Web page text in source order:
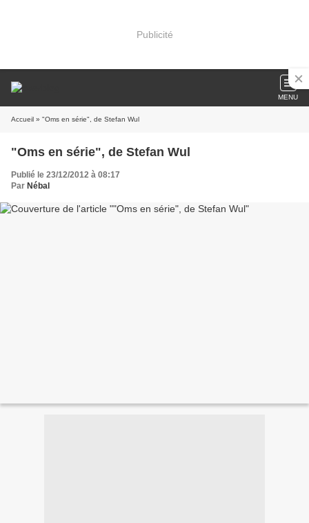
Publicité
MENU
Accueil » "Oms en série", de Stefan Wul
"Oms en série", de Stefan Wul
Publié le 23/12/2012 à 08:17
Par Nébal